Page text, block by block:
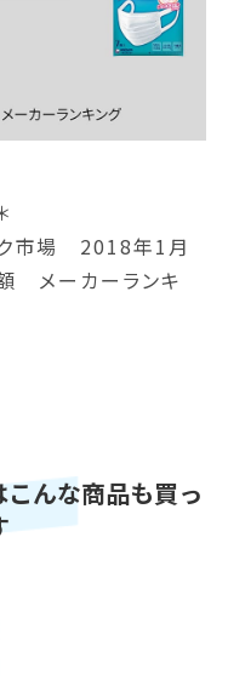
市場 2018年1月
メーカーランキ
んな商品も買っ